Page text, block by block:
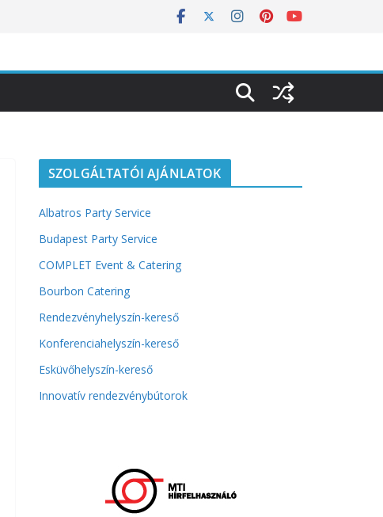
SZOLGÁLTATÓI AJÁNLATOK
Albatros Party Service
Budapest Party Service
COMPLET Event & Catering
Bourbon Catering
Rendezvényhelyszín-kereső
Konferenciahelyszín-kereső
Esküvőhelyszín-kereső
Innovatív rendezvénybútorok